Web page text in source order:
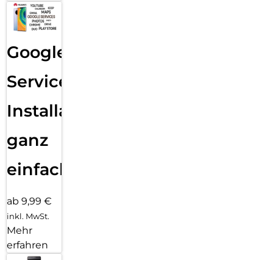
Google
Services
Installation
ganz
einfach
ab 9,99 €
inkl. MwSt.
Mehr
erfahren